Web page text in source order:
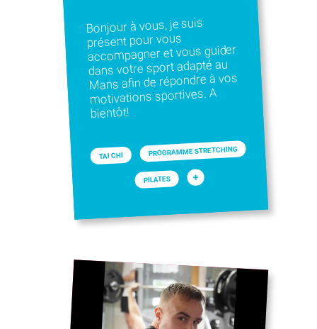
Bonjour à vous, je suis
présent pour vous
accompagner et vous guider
dans votre sport adapté au
Mans afin de répondre à vos
motivations sportives. A
bientôt!
TAI CHI PROGRAMME STRETCHING
PILATES +